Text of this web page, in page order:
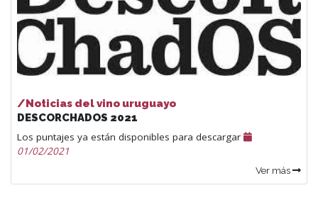
/Noticias del vino uruguayo
DESCORCHADOS 2021
Los puntajes ya están disponibles para descargar
01/02/2021
Ver más